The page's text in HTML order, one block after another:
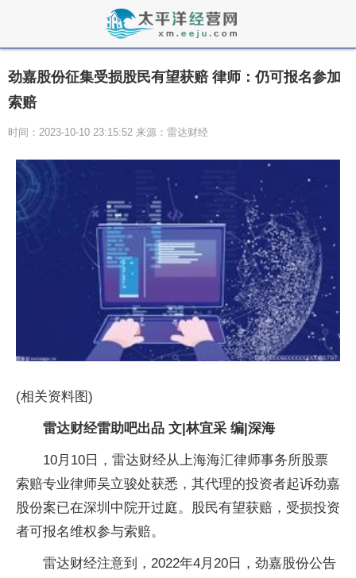
劲嘉股份征集受损股民有望获赔 律师：仍可报名参加
索赔
时间：2023-10-10 23:15:52 来源：雷达财经
(相关资料图)
雷达财经雷助吧出品 文|林宜采 编|深海
10月10日，雷达财经从上海海汇律师事务所股票
索赔专业律师吴立骏处获悉，其代理的投资者起诉劲嘉
股份案已在深圳中院开过庭。股民有望获赔，受损投资
者可报名维权参与索赔。
雷达财经注意到，2022年4月20日，劲嘉股份公告